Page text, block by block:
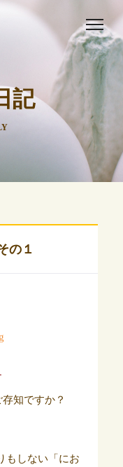
記
の１
知ですか？
もしない「にお